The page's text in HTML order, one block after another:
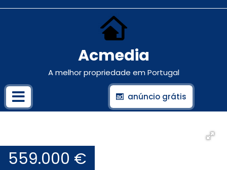
Acmedia
A melhor propriedade em Portugal
anúncio grátis
559.000 €